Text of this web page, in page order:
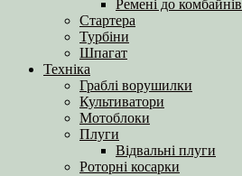
Ремені до комбайнів
Стартера
Турбіни
Шпагат
Техніка
Граблі ворушилки
Культиватори
Мотоблоки
Плуги
Відвальні плуги
Роторні косарки